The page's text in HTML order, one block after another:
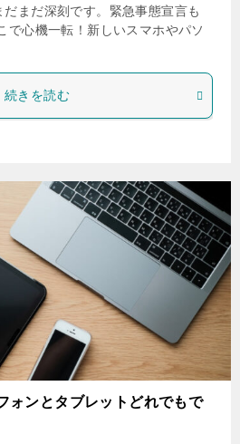
まだ深刻です。緊急事態宣言も
で心機一転！新しいスマホやパソ
続きを読む
ォンとタブレットどれでもで